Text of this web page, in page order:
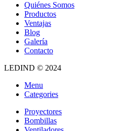
Quiénes Somos
Productos
Ventajas
Blog
Galería
Contacto
LEDIND © 2024
Menu
Categories
Proyectores
Bombillas